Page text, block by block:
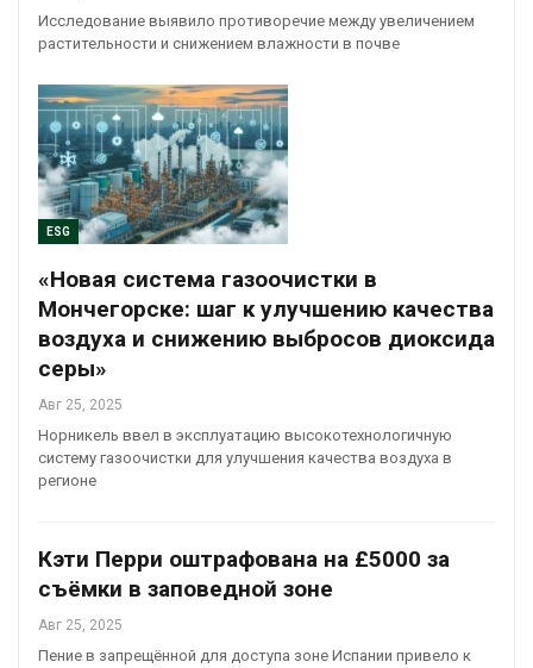
Исследование выявило противоречие между увеличением
растительности и снижением влажности в почве
ESG
«Новая система газоочистки в
Мончегорске: шаг к улучшению качества
воздуха и снижению выбросов диоксида
серы»
Авг 25, 2025
Норникель ввел в эксплуатацию высокотехнологичную
систему газоочистки для улучшения качества воздуха в
регионе
Кэти Перри оштрафована на £5000 за
съёмки в заповедной зоне
Авг 25, 2025
Пение в запрещённой для доступа зоне Испании привело к